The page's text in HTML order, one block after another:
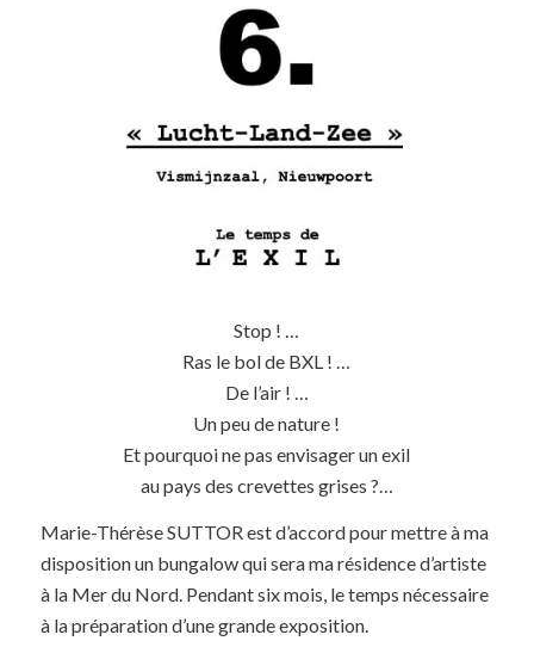
Stop ! …
Ras le bol de BXL ! …
De l’air ! …
Un peu de nature !
Et pourquoi ne pas envisager un exil
au pays des crevettes grises ?…
Marie-Thérèse SUTTOR est d’accord pour mettre à ma
disposition un bungalow qui sera ma résidence d’artiste
à la Mer du Nord. Pendant six mois, le temps nécessaire
à la préparation d’une grande exposition.